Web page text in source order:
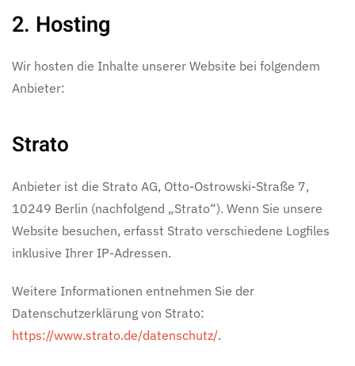
2. Hosting
Wir hosten die Inhalte unserer Website bei folgendem
Anbieter:
Strato
Anbieter ist die Strato AG, Otto-Ostrowski-Straße 7,
10249 Berlin (nachfolgend „Strato“). Wenn Sie unsere
Website besuchen, erfasst Strato verschiedene Logfiles
inklusive Ihrer IP-Adressen.
Weitere Informationen entnehmen Sie der
Datenschutzerklärung von Strato:
https://www.strato.de/datenschutz/.